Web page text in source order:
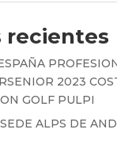
recientes
2023
GOLF PULPI
ALPS DE